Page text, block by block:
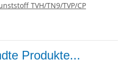
TVH/TN9/TVP/CP
Produkte...